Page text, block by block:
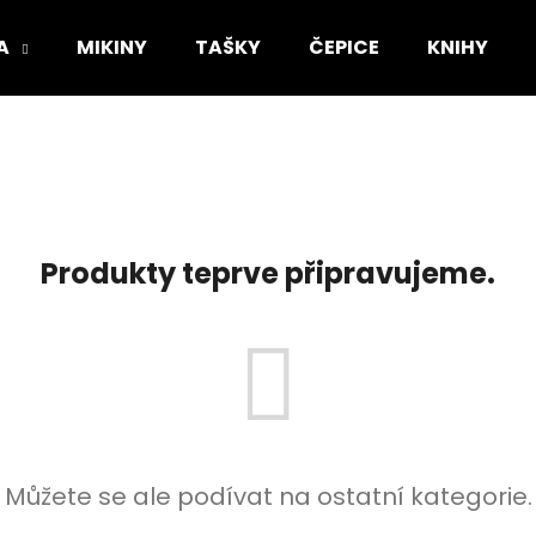
MIKINY TAŠKY ČEPICE KNIHY
Produkty teprve připravujeme.
Můžete se ale podívat na ostatní kategorie.